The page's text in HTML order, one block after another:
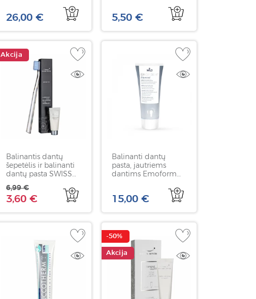
26,00 € 5,50 €
Akcija
Balinantis dantų
šepetėlis ir balinanti
dantų pasta SWISS
ml
3,60 €
6,99 €
Balinanti dantų
pasta, jautriems
dantims Emoform
15,00 €
-50%
Akcija